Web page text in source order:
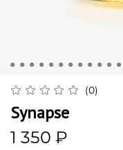
(0)
Synapse
1 350 ₽